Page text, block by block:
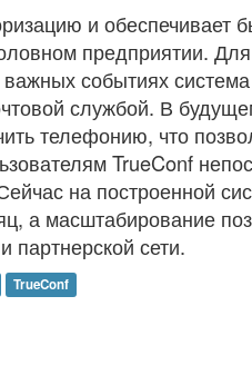
и обеспечивает
предприятии.
событиях
службой. В
телефонию, что
TrueConf
на построенной
а масштабирование
партнерской сети.
TrueConf